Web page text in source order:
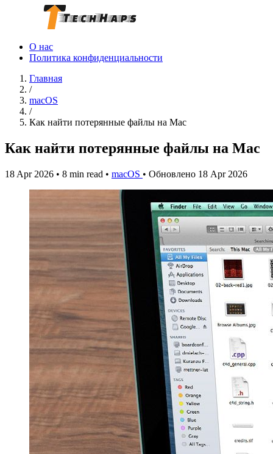
О нас
Политика конфиденциальности
Главная
/
macOS
/
Как найти потерянные файлы на Mac
Как найти потерянные файлы на Mac
18 Apr 2026 • 8 min read • macOS • Обновлено 18 Apr 2026